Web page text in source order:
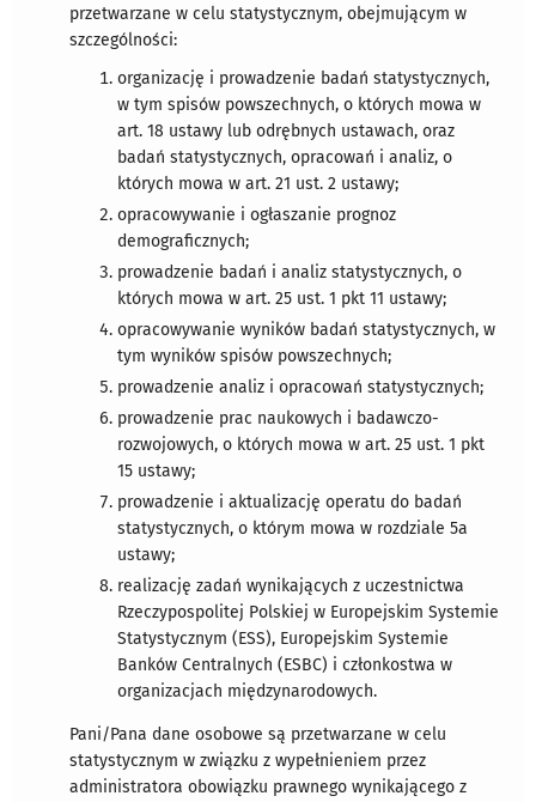
przetwarzane w celu statystycznym, obejmującym w
szczególności:
organizację i prowadzenie badań statystycznych,
w tym spisów powszechnych, o których mowa w
art. 18 ustawy lub odrębnych ustawach, oraz
badań statystycznych, opracowań i analiz, o
których mowa w art. 21 ust. 2 ustawy;
opracowywanie i ogłaszanie prognoz
demograficznych;
prowadzenie badań i analiz statystycznych, o
których mowa w art. 25 ust. 1 pkt 11 ustawy;
opracowywanie wyników badań statystycznych, w
tym wyników spisów powszechnych;
prowadzenie analiz i opracowań statystycznych;
prowadzenie prac naukowych i badawczo-
rozwojowych, o których mowa w art. 25 ust. 1 pkt
15 ustawy;
prowadzenie i aktualizację operatu do badań
statystycznych, o którym mowa w rozdziale 5a
ustawy;
realizację zadań wynikających z uczestnictwa
Rzeczypospolitej Polskiej w Europejskim Systemie
Statystycznym (ESS), Europejskim Systemie
Banków Centralnych (ESBC) i członkostwa w
organizacjach międzynarodowych.
Pani/Pana dane osobowe są przetwarzane w celu
statystycznym w związku z wypełnieniem przez
administratora obowiązku prawnego wynikającego z